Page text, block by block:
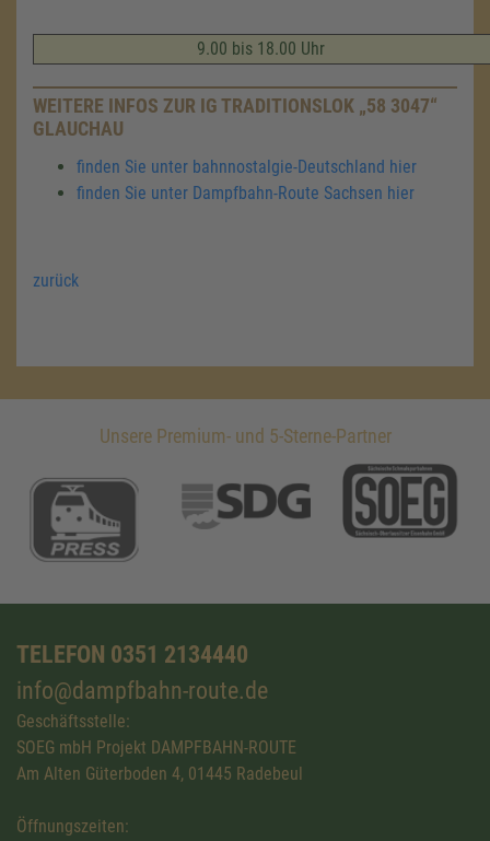
9.00 bis 18.00 Uhr
WEITERE INFOS ZUR IG TRADITIONSLOK „58 3047“
GLAUCHAU
finden Sie unter bahnnostalgie-Deutschland hier
finden Sie unter Dampfbahn-Route Sachsen hier
zurück
Unsere Premium- und 5-Sterne-Partner
TELEFON 0351 2134440
info@dampfbahn-route.de
Geschäftsstelle:
SOEG mbH Projekt DAMPFBAHN-ROUTE
Am Alten Güterboden 4, 01445 Radebeul
Öffnungszeiten: